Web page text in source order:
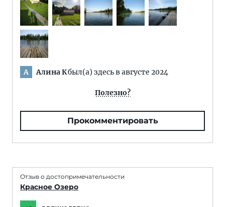
А Алина Кбыл(а) здесь в августе 2024
Полезно?
Прокомментировать
Отзыв о достопримечательности
Красное Озеро